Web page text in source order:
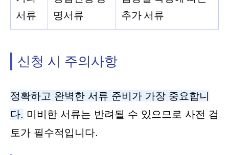
서류
명서류
추가 서류
신청 시 주의사항
정확하고 완벽한 서류 준비가 가장 중요합니
다. 미비한 서류는 반려될 수 있으므로 사전 검
토가 필수적입니다.